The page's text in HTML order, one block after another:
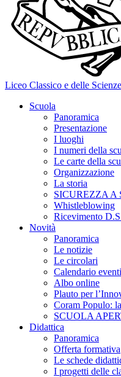
Liceo Classico e delle
Scuola
Panoramica
Presentazione
I luoghi
I numeri della
Le carte della
Organizzazione
La storia
SICUREZZA A
Whistleblowing
Ricevimento
Novità
Panoramica
Le notizie
Le circolari
Calendario eventi
Albo online
Plauto per
Coram Populo:
SCUOLA
Didattica
Panoramica
Offerta formativa
Le schede
I progetti delle